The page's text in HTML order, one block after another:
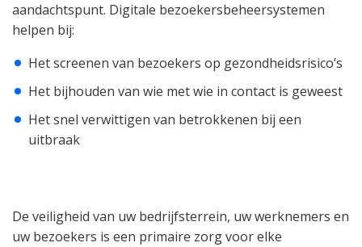
aandachtspunt. Digitale bezoekersbeheersystemen
helpen bij:
Het screenen van bezoekers op gezondheidsrisico’s
Het bijhouden van wie met wie in contact is geweest
Het snel verwittigen van betrokkenen bij een
uitbraak
De veiligheid van uw bedrijfsterrein, uw werknemers en
uw bezoekers is een primaire zorg voor elke